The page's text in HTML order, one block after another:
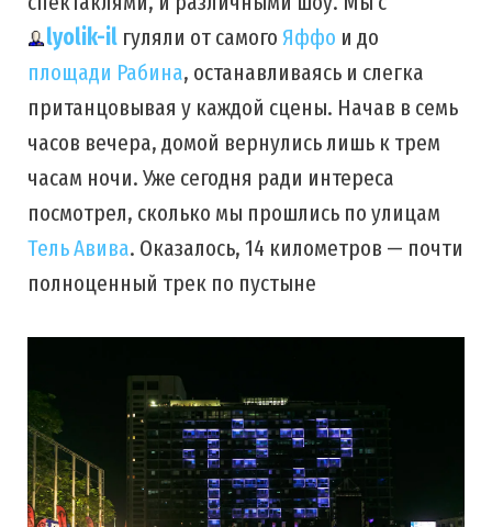
lyolik-il гуляли от самого Яффо и до
площади Рабина, останавливаясь и слегка
пританцовывая у каждой сцены. Начав в семь
часов вечера, домой вернулись лишь к трем
часам ночи. Уже сегодня ради интереса
посмотрел, сколько мы прошлись по улицам
Тель Авива. Оказалось, 14 километров — почти
полноценный трек по пустыне